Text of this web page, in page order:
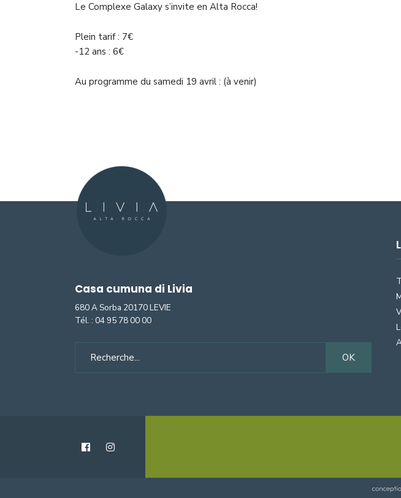
Le Complexe Galaxy s’invite en Alta Rocca!
Plein tarif : 7€
-12 ans : 6€
Au programme du samedi 19 avril : (à venir)
Casa cumuna di Livia
680 A Sorba 20170 LEVIE
Tél. : 04 95 78 00 00
OK